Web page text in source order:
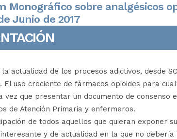
Monográfico sobre analgésicos
Junio de 2017
actualidad de los procesos adictivos, desde
El uso creciente de fármacos opioides para
vez que presentar un documento de consenso
de Atención Primaria y enfermeros.
de todos aquellos que quieran exponer
y de actualidad en la que no